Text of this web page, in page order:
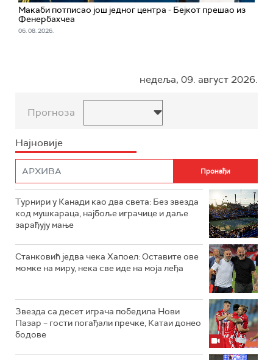
Макаби потписао још једног центра - Бејкот прешао из
Фенербахчеа
06. 08. 2026.
недеља, 09. август 2026.
Прогноза
Најновије
Турнири у Канади као два света: Без звезда
код мушкараца, најбоље играчице и даље
зарађују мање
Станковић једва чека Хапоел: Оставите ове
момке на миру, нека све иде на моја леђа
Звезда са десет играча победила Нови
Пазар – гости погађали пречке, Катаи донео
бодове